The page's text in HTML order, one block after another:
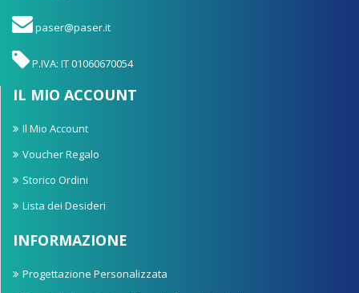
paser@paser.it
P.IVA: IT 01060670054
IL MIO ACCOUNT
Il Mio Account
Voucher Regalo
Storico Ordini
Lista dei Desideri
INFORMAZIONE
Progettazione Personalizzata